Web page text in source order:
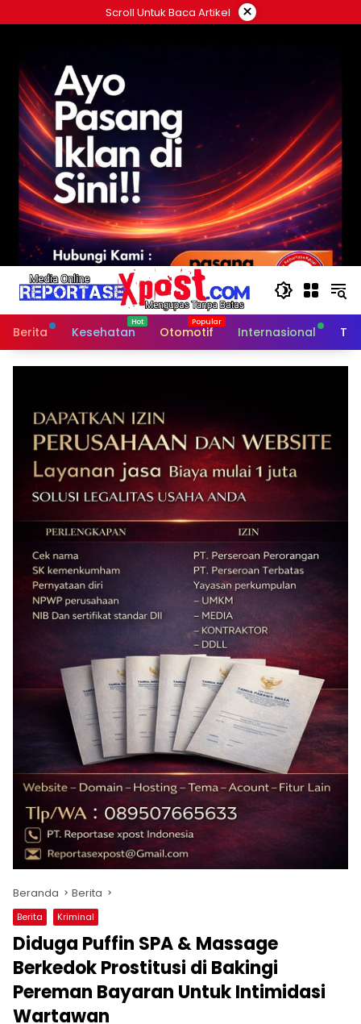
ke
Scroll Untuk Baca Artikel ×
Berita Kesehatan Otomotif Internasional
Beranda Berita
Berita Kriminal
Diduga Puffin SPA & Massage
Berkedok Prostitusi di Bakingi
Pereman Bayaran Untuk Intimidasi
Wartawan